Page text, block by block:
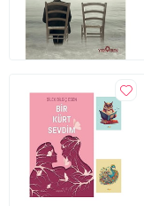
Ürün Kodu:
Basım Yılı: 2018
Kapak Türü: Mat Kapak
Sayfa Sayısı: 368